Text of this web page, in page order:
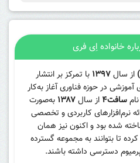
خانواده اِی فری
از سال۱۳۹۷ با تمرکز بر انتشار
در حوزه فناوری آغاز به‌کار
سافت۴ از سال۱۳۸۷ به‌صورت
نرم‌افزارهای کاربردی و تخصصی
شده بود و اکنون نیز همان
کرده تا بتوانند به مجموعه گسترده
دسترسی داشته باشند.